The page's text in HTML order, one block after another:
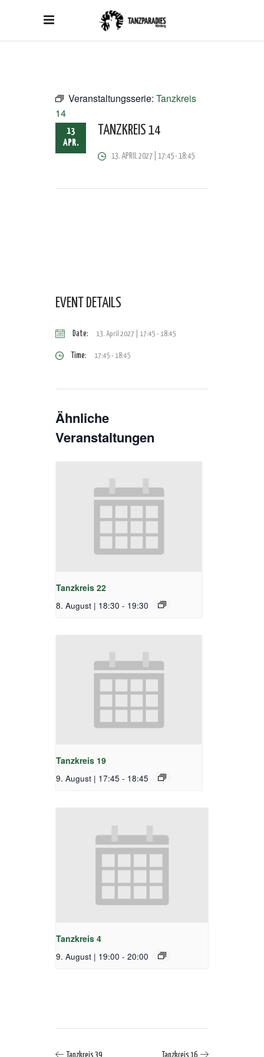
Veranstaltungsserie: Tanzkreis
14
13
APR.
TANZKREIS 14
13. APRIL 2027 | 17:45-18:45
EVENT DETAILS
Date: 13. April 2027 | 17:45 -18:45
Time: 17:45 - 18:45
Ähnliche
Veranstaltungen
Tanzkreis 22
8. August | 18:30 - 19:30
Tanzkreis 19
9. August | 17:45 - 18:45
Tanzkreis 4
9. August | 19:00 - 20:00
Tanzkreis 39 Tanzkreis 16